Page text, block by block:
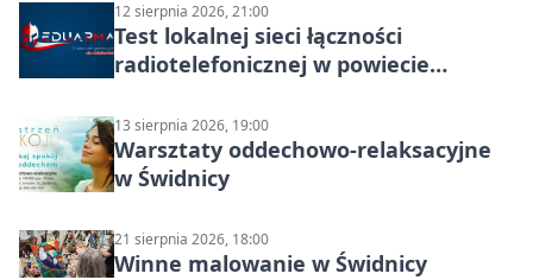
12 sierpnia 2026, 21:00
Test lokalnej sieci łączności
radiotelefonicznej w powiecie
13 sierpnia 2026, 19:00
Warsztaty oddechowo-relaksacyjne
w Świdnicy
21 sierpnia 2026, 18:00
Winne malowanie w Świdnicy